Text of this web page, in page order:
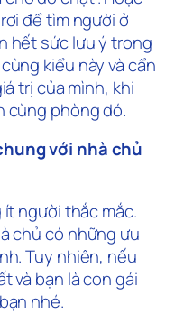
để tìm người ở
hết sức lưu ý trong
kiểu này và cẩn
trị của mình, khi
cùng phòng đó.
với nhà chủ
người thắc mắc.
chủ có những ưu
Tuy nhiên, nếu
và bạn là con gái
nhé.